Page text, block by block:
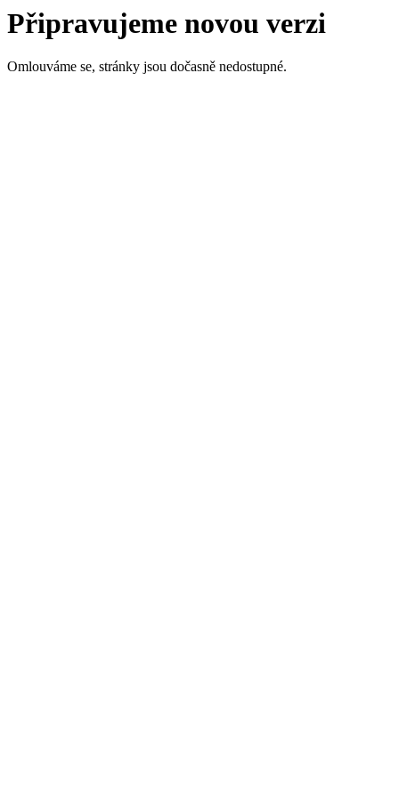
Připravujeme novou verzi
Omlouváme se, stránky jsou dočasně nedostupné.